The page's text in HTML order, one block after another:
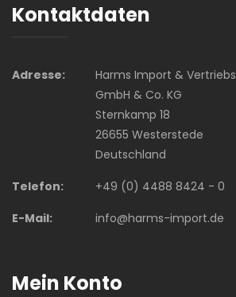
Kontaktdaten
Adresse:
Harms Import & Vertriebs
GmbH & Co. KG
Sternkamp 18
26655 Westerstede
Deutschland
Telefon:
+49 (0) 4488 8424 - 0
E-Mail:
info@harms-import.de
Mein Konto